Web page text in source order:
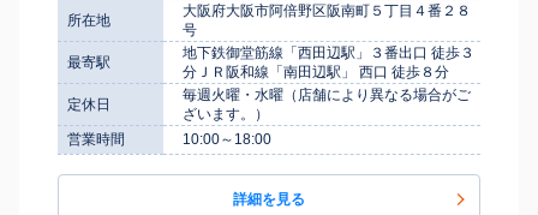
所在地
大阪府大阪市阿倍野区阪南町５丁目４番２８
号
最寄駅
地下鉄御堂筋線「西田辺駅」３番出口 徒歩３
分ＪＲ阪和線「南田辺駅」 西口 徒歩８分
定休日
毎週火曜・水曜（店舗により異なる場合がご
ざいます。）
営業時間
10:00～18:00
詳細を見る